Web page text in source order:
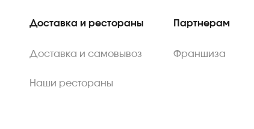
Доставка и рестораны
Доставка и самовывоз
Наши рестораны
Партнерам
Франшиза